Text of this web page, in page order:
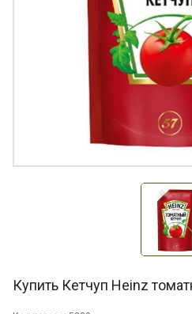
Купить Кетчуп Heinz